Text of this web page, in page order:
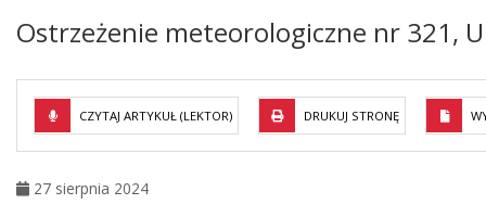
Ostrzeżenie meteorologiczne nr 321,
CZYTAJ ARTYKUŁ (LEKTOR) DRUKUJ STRONĘ
27 sierpnia 2024